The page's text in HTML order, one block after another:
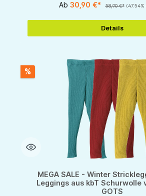
Ab 30,90 €* 58,90 €*
Details
%
MEGA SALE - Winter
Leggings aus kbT Schurwolle
GOTS